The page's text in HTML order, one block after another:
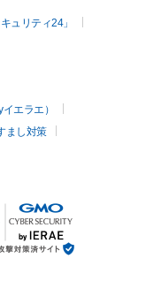
ュリティ24」
エラエ）
まし対策